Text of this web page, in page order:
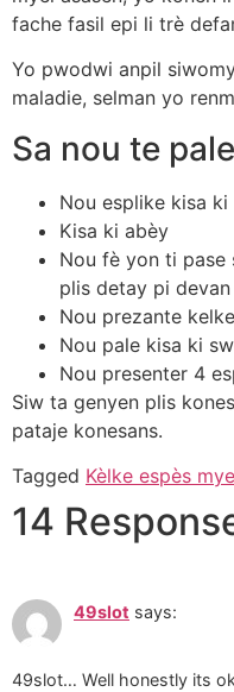
fache fasil epi li trè
Yo pwodwi anpil
maladie, selman yo
Sa nou te
Nou esplike kisa ki
Kisa ki abèy
Nou fè yon ti pase
plis detay pi devan
Nou prezante
Nou pale kisa ki
Nou presenter 4
Siw ta genyen plis
pataje konesans.
Tagged Kèlke espès
14
49slot says:
49slot… Well honestly its